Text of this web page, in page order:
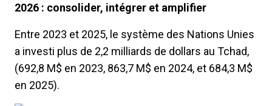
2026 : consolider, intégrer et amplifier
Entre 2023 et 2025, le système des Nations Unies
a investi plus de 2,2 milliards de dollars au Tchad,
(692,8 M$ en 2023, 863,7 M$ en 2024, et 684,3 M$
en 2025).